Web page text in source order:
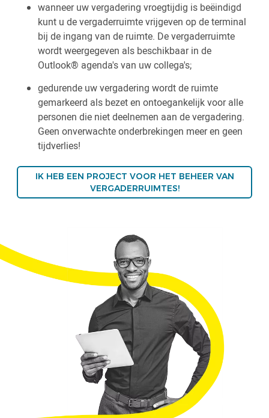
wanneer uw vergadering vroegtijdig is beëindigd
kunt u de vergaderruimte vrijgeven op de terminal
bij de ingang van de ruimte. De vergaderruimte
wordt weergegeven als beschikbaar in de
Outlook® agenda's van uw collega's;
gedurende uw vergadering wordt de ruimte
gemarkeerd als bezet en ontoegankelijk voor alle
personen die niet deelnemen aan de vergadering.
Geen onverwachte onderbrekingen meer en geen
tijdverlies!
IK HEB EEN PROJECT VOOR HET BEHEER VAN
VERGADERRUIMTES!